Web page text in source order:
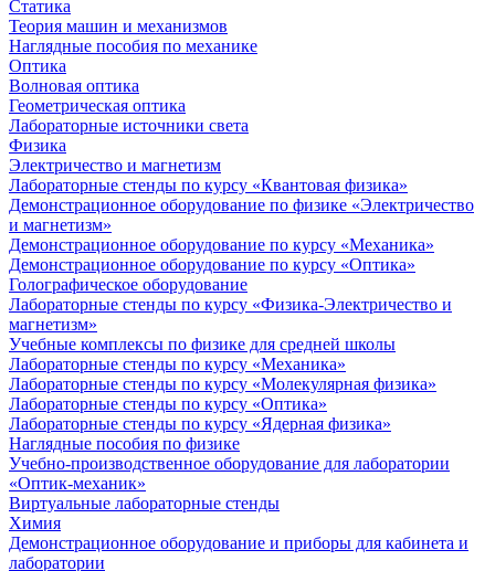
Статика
Теория машин и механизмов
Наглядные пособия по механике
Оптика
Волновая оптика
Геометрическая оптика
Лабораторные источники света
Физика
Электричество и магнетизм
Лабораторные стенды по курсу «Квантовая физика»
Демонстрационное оборудование по физике «Электричество
и магнетизм»
Демонстрационное оборудование по курсу «Механика»
Демонстрационное оборудование по курсу «Оптика»
Голографическое оборудование
Лабораторные стенды по курсу «Физика-Электричество и
магнетизм»
Учебные комплексы по физике для средней школы
Лабораторные стенды по курсу «Механика»
Лабораторные стенды по курсу «Молекулярная физика»
Лабораторные стенды по курсу «Оптика»
Лабораторные стенды по курсу «Ядерная физика»
Наглядные пособия по физике
Учебно-производственное оборудование для лаборатории
«Оптик-механик»
Виртуальные лабораторные стенды
Химия
Демонстрационное оборудование и приборы для кабинета и
лаборатории